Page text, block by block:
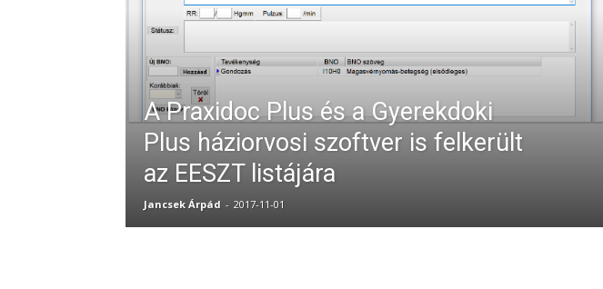
A Praxidoc Plus és a Gyerekdoki
Plus háziorvosi szoftver is felkerült
az EESZT listájára
Jancsek Árpád - 2017-11-01